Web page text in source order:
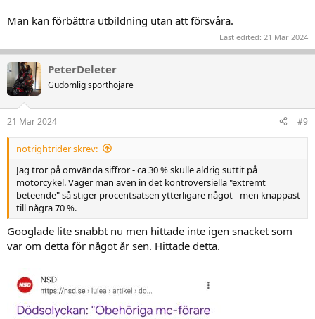
Man kan förbättra utbildning utan att försvåra.
Last edited: 21 Mar 2024
PeterDeleter
Gudomlig sporthojare
21 Mar 2024 #9
notrightrider skrev:
Jag tror på omvända siffror - ca 30 % skulle aldrig suttit på
motorcykel. Väger man även in det kontroversiella "extremt
beteende" så stiger procentsatsen ytterligare något - men knappast
till några 70 %.
Googlade lite snabbt nu men hittade inte igen snacket som
var om detta för något år sen. Hittade detta.